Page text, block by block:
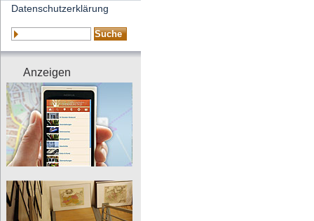
Datenschutzerklärung
Anzeigen